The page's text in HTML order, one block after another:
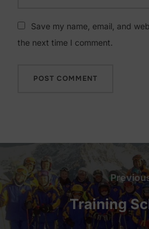
Save my name, email, and
the next time I comment.
Beitragsnavigation
Training